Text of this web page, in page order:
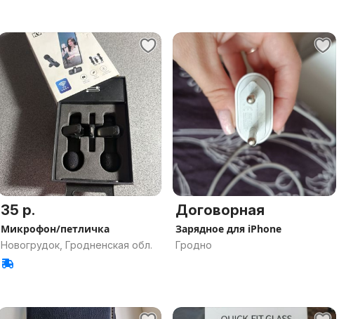
35 р.
Микрофон/петличка
Новогрудок, Гродненская обл.
Договорная
Зарядное для iPhone
Гродно